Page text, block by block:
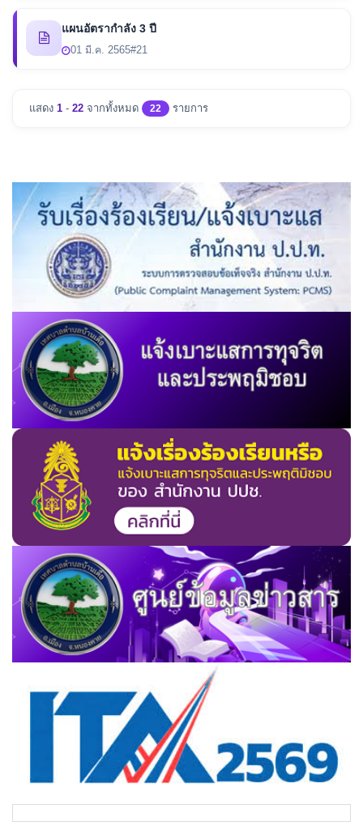
แผนอัตรากำลัง 3 ปี
01 มี.ค. 2565#21
แสดง 1 - 22 จากทั้งหมด 22 รายการ